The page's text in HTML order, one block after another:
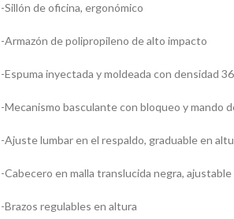
-Sillón de oficina, ergonómico
-Armazón de polipropileno de alto impacto
-Espuma inyectada y moldeada con densidad 36
-Mecanismo basculante con bloqueo y mando
-Ajuste lumbar en el respaldo, graduable en
-Cabecero en malla translucida negra,
-Brazos regulables en altura